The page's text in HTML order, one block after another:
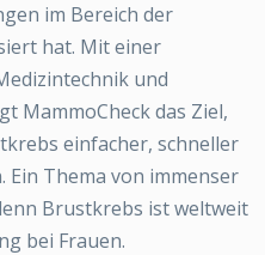
im Bereich der
hat. Mit einer
und
MammoCheck das Ziel,
einfacher, schneller
Ein Thema von immenser
Brustkrebs ist weltweit
bei Frauen.